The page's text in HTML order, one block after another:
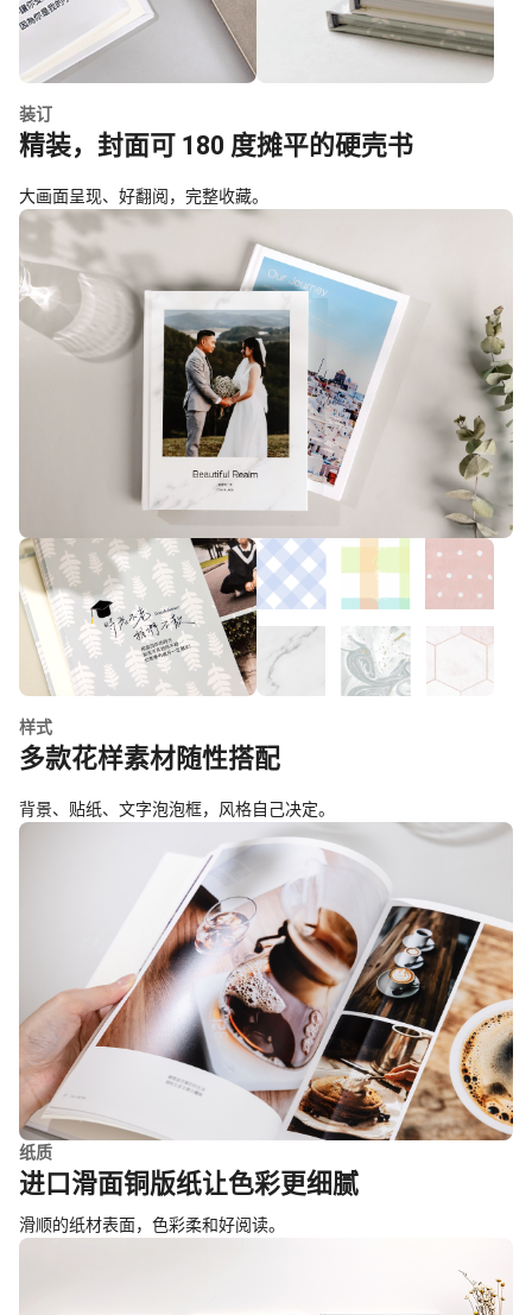
装订
精装，封面可 180 度摊平的硬壳书
大画面呈现、好翻阅，完整收藏。
样式
多款花样素材随性搭配
背景、贴纸、文字泡泡框，风格自己决定。
纸质
进口滑面铜版纸让色彩更细腻
滑顺的纸材表面，色彩柔和好阅读。